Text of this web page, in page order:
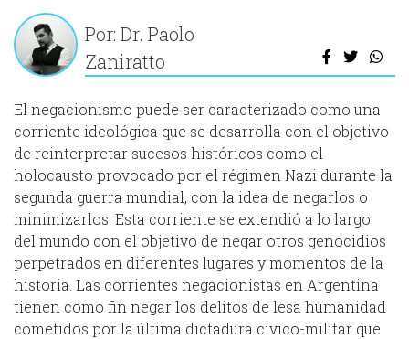
Por: Dr. Paolo
Zaniratto
El negacionismo puede ser caracterizado como una
corriente ideológica que se desarrolla con el objetivo
de reinterpretar sucesos históricos como el
holocausto provocado por el régimen Nazi durante la
segunda guerra mundial, con la idea de negarlos o
minimizarlos. Esta corriente se extendió a lo largo
del mundo con el objetivo de negar otros genocidios
perpetrados en diferentes lugares y momentos de la
historia. Las corrientes negacionistas en Argentina
tienen como fin negar los delitos de lesa humanidad
cometidos por la última dictadura cívico-militar que